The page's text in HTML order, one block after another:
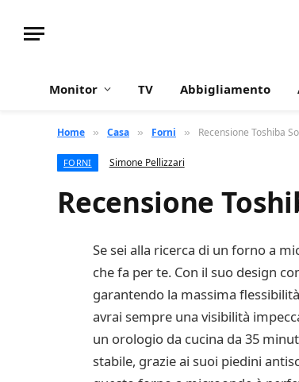
Monitor TV Abbigliamento
Home » Casa » Forni » Recensione Toshiba
FORNI Simone Pellizzari
Recensione
Se sei alla ricerca di un forno a
che fa per te. Con il suo design
garantendo la massima
avrai sempre una visibilità
un orologio da cucina da 35
stabile, grazie ai suoi piedini